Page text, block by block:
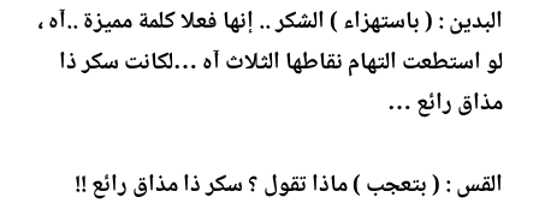
البدين : ( باستهزاء ) الشكر .. إنها فعلا كلمة مميزة ..آه ،
لو استطعت التهام نقاطها الثلاث آه …لكانت سكر ذا
مذاق رائع …
القس : ( بتعجب ) ماذا تقول ؟ سكر ذا مذاق رائع !!